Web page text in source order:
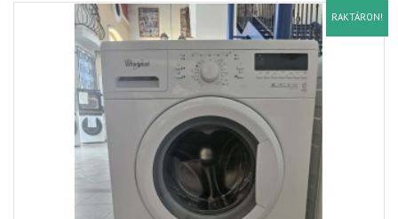
RAKTÁRON!